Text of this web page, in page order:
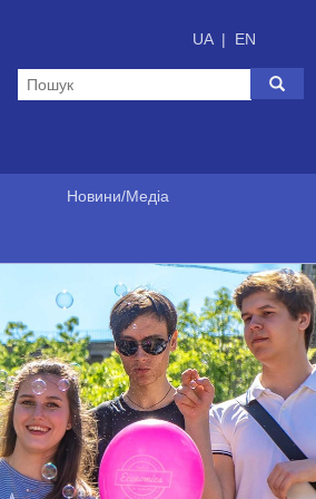
UA | EN
Новини/Медіа